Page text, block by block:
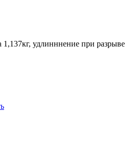
1,137кг, удлинннение при разрыве